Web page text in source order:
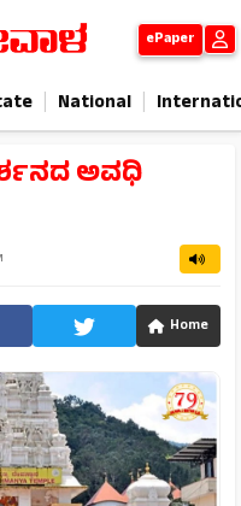
ePaper
| National |
ಅವಧಿ
Home